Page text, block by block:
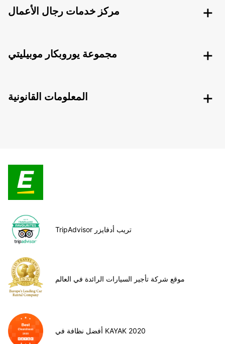
مركز خدمات رجال الأعمال
مجموعة يوروبكار موبيليتي
المعلومات القانونية
TripAdvisor تريب أدفايزر
موقع شركة تأجير السيارات الرائدة في العالم
أفضل نظافة في KAYAK 2020